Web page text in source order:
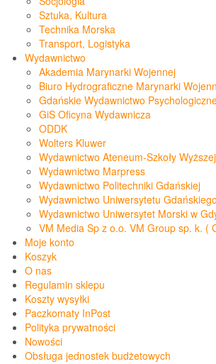
Sztuka, Kultura
Technika Morska
Transport, Logistyka
Wydawnictwo
Akademia Marynarki Wojennej
Biuro Hydrograficzne Marynarki
Gdańskie Wydawnictwo
GiS Oficyna Wydawnicza
ODDK
Wolters Kluwer
Wydawnictwo Ateneum-Szkoły
Wydawnictwo Marpress
Wydawnictwo Politechniki Gdańskiej
Wydawnictwo Uniwersytetu Gdańskiego
Wydawnictwo Uniwersytet Morski w
VM Media Sp z o.o. VM Group sp. k. (
Moje konto
Koszyk
O nas
Regulamin sklepu
Koszty wysyłki
Paczkomaty InPost
Polityka prywatności
Nowości
Obsługa jednostek budżetowych